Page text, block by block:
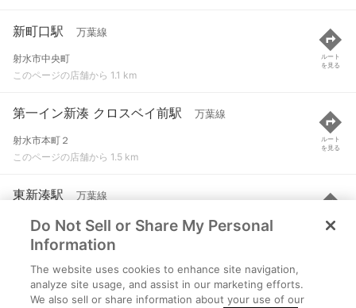
新町口駅 万葉線
射水市中央町
このページの店舗から 1.1 km
ルート
を見る
第一イン新湊 クロスベイ前駅 万葉線
射水市本町２
このページの店舗から 1.5 km
ルート
を見る
東新湊駅 万葉線
射水市八幡町３
このページの店舗から 1.5 km
ルート
を見る
海王丸駅 万葉線
射水市越の潟町
Do Not Sell or Share My Personal
Information
The website uses cookies to enhance site navigation,
analyze site usage, and assist in our marketing efforts.
We also sell or share information about your use of our